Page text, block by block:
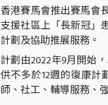
香港賽馬會推出賽馬會
支援社區上「長新冠」
計劃及協助推展服務。
計劃由2022年9月開始
供不多於12週的復康
師、社工、輔導服務、